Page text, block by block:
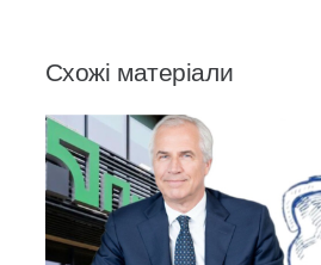
Схожі матеріали